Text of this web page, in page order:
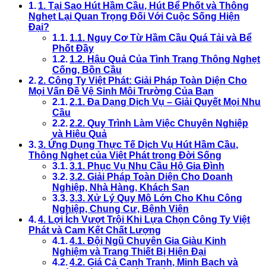
1. Tại Sao Hút Hầm Cầu, Hút Bể Phốt và Thông
Nghẹt Lại Quan Trọng Đối Với Cuộc Sống Hiện
Đại?
1.1. Nguy Cơ Từ Hầm Cầu Quá Tải và Bể
Phốt Đầy
1.2. Hậu Quả Của Tình Trạng Thông Nghẹt
Cống, Bồn Cầu
2. Công Ty Việt Phát: Giải Pháp Toàn Diện Cho
Mọi Vấn Đề Vệ Sinh Môi Trường Của Bạn
2.1. Đa Dạng Dịch Vụ – Giải Quyết Mọi Nhu
Cầu
2.2. Quy Trình Làm Việc Chuyên Nghiệp
và Hiệu Quả
3. Ứng Dụng Thực Tế Dịch Vụ Hút Hầm Cầu,
Thông Nghẹt của Việt Phát trong Đời Sống
3.1. Phục Vụ Nhu Cầu Hộ Gia Đình
3.2. Giải Pháp Toàn Diện Cho Doanh
Nghiệp, Nhà Hàng, Khách Sạn
3.3. Xử Lý Quy Mô Lớn Cho Khu Công
Nghiệp, Chung Cư, Bệnh Viện
4. Lợi Ích Vượt Trội Khi Lựa Chọn Công Ty Việt
Phát và Cam Kết Chất Lượng
4.1. Đội Ngũ Chuyên Gia Giàu Kinh
Nghiệm và Trang Thiết Bị Hiện Đại
4.2. Giá Cả Cạnh Tranh, Minh Bạch và